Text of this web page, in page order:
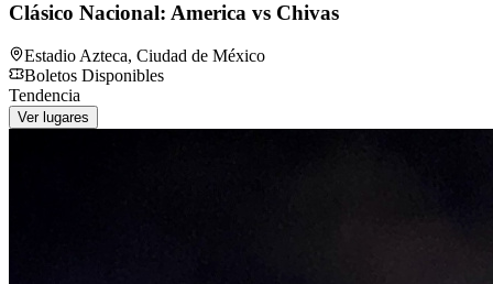
Clásico Nacional: America vs Chivas
Estadio Azteca, Ciudad de México
Boletos Disponibles
Tendencia
Ver lugares